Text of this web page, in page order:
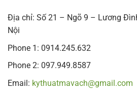
Địa chỉ: Số 21 – Ngõ 9 – Lương
Nội
Phone 1: 0914.245.632
Phone 2: 097.949.8587
Email: kythuatmavach@gmail.com